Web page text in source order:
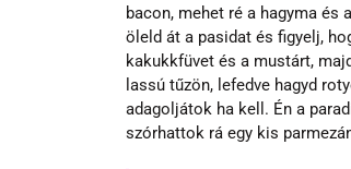
bacon, mehet ré a hagyma
öleld át a pasidat és figyelj,
kakukkfüvet és a mustárt,
lassú tűzön, lefedve hagyd
adagoljátok ha kell. Én a
szórhattok rá egy kis